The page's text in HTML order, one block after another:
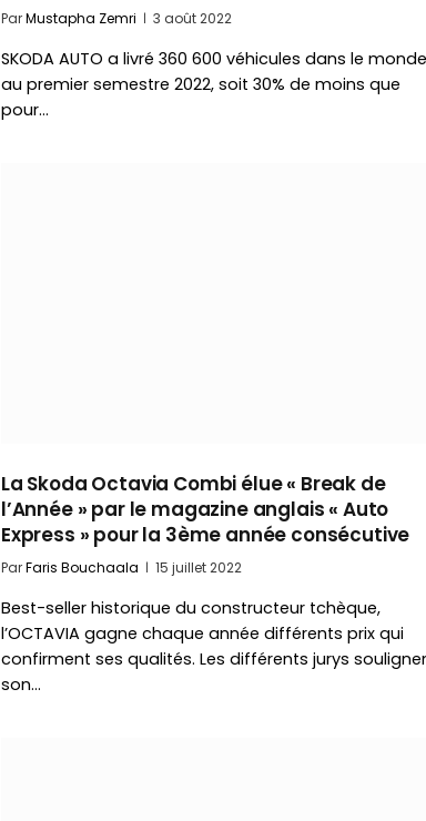
ParMustapha Zemri 3 août 2022
SKODA AUTO a livré 360 600 véhicules dans le monde
au premier semestre 2022, soit 30% de moins que
pour…
La Skoda Octavia Combi élue « Break de
l’Année » par le magazine anglais « Auto
Express » pour la 3ème année consécutive
ParFaris Bouchaala 15 juillet 2022
Best-seller historique du constructeur tchèque,
l’OCTAVIA gagne chaque année différents prix qui
confirment ses qualités. Les différents jurys
son…